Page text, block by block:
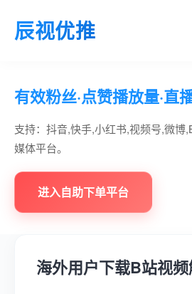
辰视优推
有效粉丝·点赞播放量·直
支持：抖音,快手,小红书,视频号,微博
媒体平台。
进入自助下单平台
海外用户下载B站视